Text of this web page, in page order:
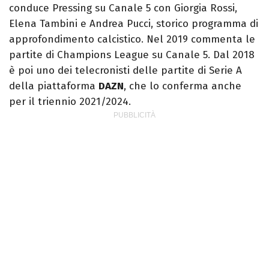
conduce Pressing su Canale 5 con Giorgia Rossi,
Elena Tambini e Andrea Pucci, storico programma di
approfondimento calcistico. Nel 2019 commenta le
partite di Champions League su Canale 5. Dal 2018
è poi uno dei telecronisti delle partite di Serie A
della piattaforma DAZN, che lo conferma anche
per il triennio 2021/2024.